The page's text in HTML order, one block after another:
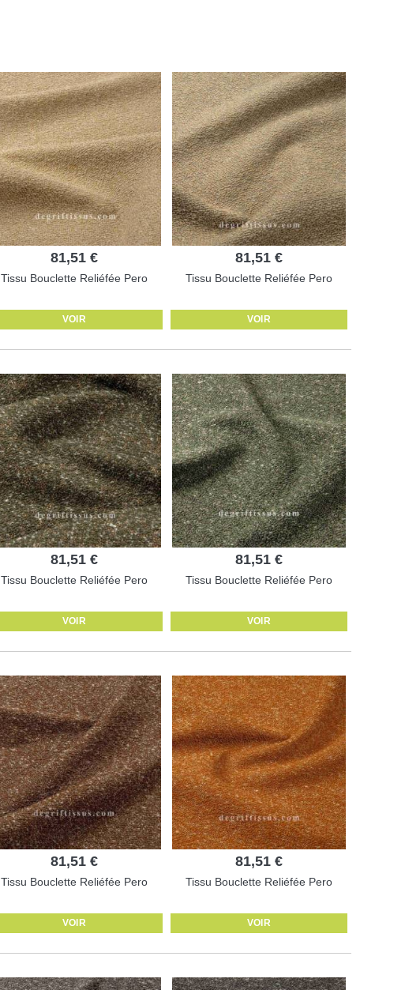
81,51 €
Tissu Bouclette Reliéfée Pero
VOIR
81,51 €
Tissu Bouclette Reliéfée Pero
VOIR
81,51 €
Tissu Bouclette Reliéfée Pero
VOIR
81,51 €
Tissu Bouclette Reliéfée Pero
VOIR
81,51 €
Tissu Bouclette Reliéfée Pero
VOIR
81,51 €
Tissu Bouclette Reliéfée Pero
VOIR